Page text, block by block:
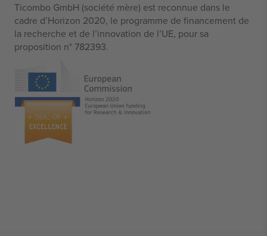
Ticombo GmbH (société mère) est reconnue dans le
cadre d’Horizon 2020, le programme de financement de
la recherche et de l’innovation de l’UE, pour sa
proposition n° 782393.